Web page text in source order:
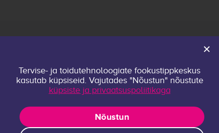
Keskusest
Uurimisrühmad
Publikatsioonid
Tervise- ja toidutehnoloogiate fookustippkeskus
kasutab küpsiseid. Vajutades "Nõustun" nõustute
küpsiste ja privaatsuspoliitikaga
Nõustun